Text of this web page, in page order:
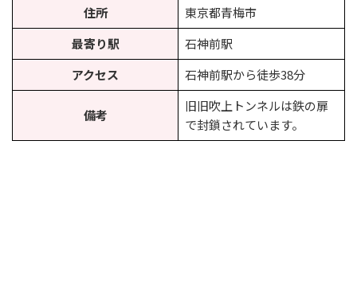
住所
東京都青梅市
最寄り駅
石神前駅
アクセス
石神前駅から徒歩38分
備考
旧旧吹上トンネルは鉄の扉
で封鎖されています。